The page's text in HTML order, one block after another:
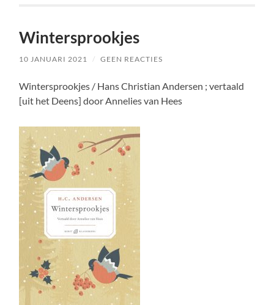
Wintersprookjes
10 JANUARI 2021 / GEEN REACTIES
Wintersprookjes / Hans Christian Andersen ; vertaald
[uit het Deens] door Annelies van Hees